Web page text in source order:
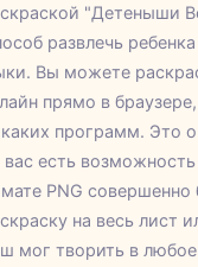
"Детеныши
развлечь
Вы можете
прямо в
программ. Это
есть возможность
PNG совершенно
на весь лист
мог творить в